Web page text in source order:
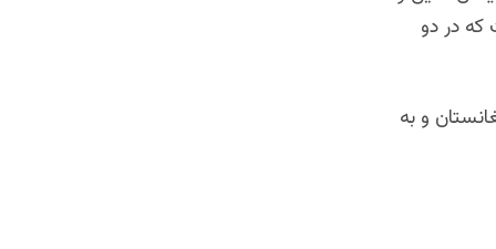
در دو
و به